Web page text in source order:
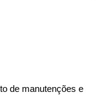
de manutenções e